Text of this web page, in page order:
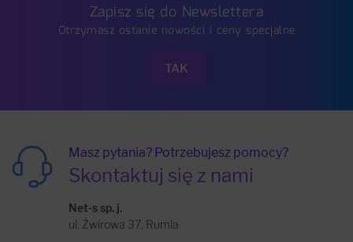
Zapisz się do Newslettera
Otrzymasz ostanie nowości i ceny specjalne
Masz pytania? Potrzebujesz pomocy?
Skontaktuj się z nami
Net-s sp. j.
ul. Żwirowa 37, Rumia